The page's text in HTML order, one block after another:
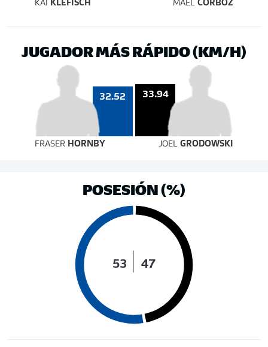
KAI KLEFISCH MAELCORBOZ
JUGADOR MÁS RÁPIDO (KM/H)
32.52 33.94
FRASER HORNBY JOELGRODOWSKI
POSESIÓN (%)
53 47